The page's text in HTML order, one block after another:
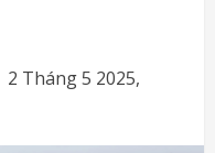
2 Tháng 5 2025,